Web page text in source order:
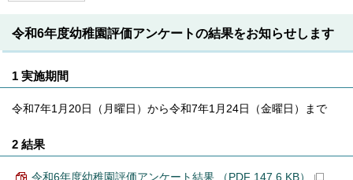
令和6年度幼稚園評価アンケートの結果をお知らせします
1 実施期間
令和7年1月20日（月曜日）から令和7年1月24日（金曜日）まで
2 結果
令和6年度幼稚園評価アンケート結果 （PDF 147.6 KB）